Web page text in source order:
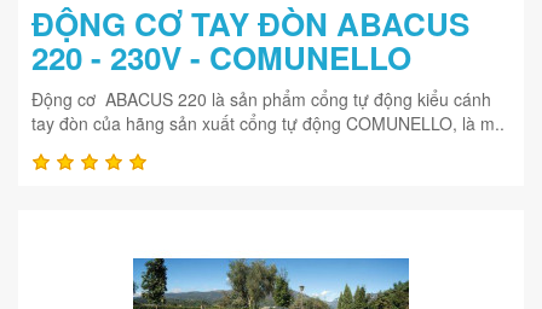
ĐỘNG CƠ TAY ĐÒN ABACUS
220 - 230V - COMUNELLO
Động cơ ABACUS 220 là sản phẩm cổng tự động kiểu cánh
tay đòn của hãng sản xuất cổng tự động COMUNELLO, là m..